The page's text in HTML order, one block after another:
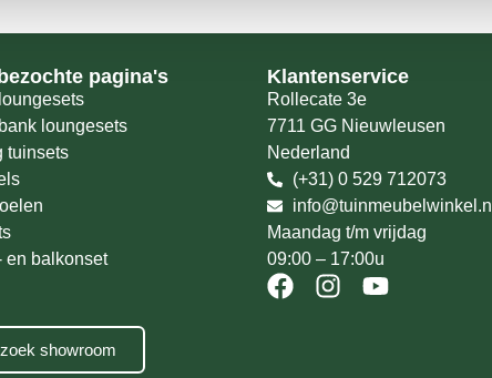
pagina's
loungesets
tuinsets
en balkonset
showroom
Klantenservice
Rollecate 3e
7711 GG Nieuwleusen
Nederland
(+31) 0 529 712073
info@tuinmeubelwinkel.nl
Maandag t/m vrijdag
09:00 – 17:00u